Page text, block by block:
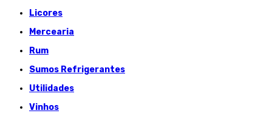
Licores
Mercearia
Rum
Sumos Refrigerantes
Utilidades
Vinhos